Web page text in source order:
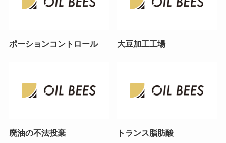
ポーションコントロール 大豆加工工場
廃油の不法投棄 トランス脂肪酸